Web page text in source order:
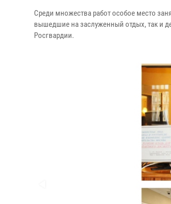
Среди множества работ особое место
вышедшие на заслуженный отдых, так и
Росгвардии.